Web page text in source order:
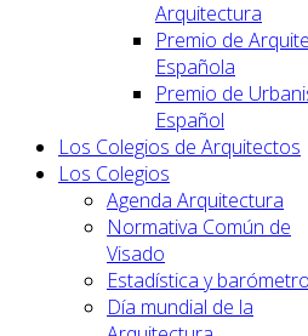
Arquitectura
Premio de
Española
Premio de
Español
Los Colegios de Arquitectos
Los Colegios
Agenda Arquitectura
Normativa Común de
Visado
Estadística y barómetro
Día mundial de la